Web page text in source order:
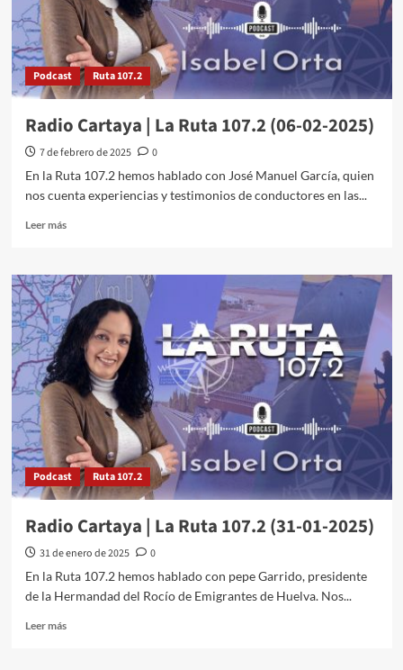
Podcast Ruta 107.2
Radio Cartaya | La Ruta 107.2 (06-02-2025)
7 de febrero de 2025
0
En la Ruta 107.2 hemos hablado con José Manuel García, quien
nos cuenta experiencias y testimonios de conductores en las...
Leer más
Podcast Ruta 107.2
Radio Cartaya | La Ruta 107.2 (31-01-2025)
31 de enero de 2025
0
En la Ruta 107.2 hemos hablado con pepe Garrido, presidente
de la Hermandad del Rocío de Emigrantes de Huelva. Nos...
Leer más